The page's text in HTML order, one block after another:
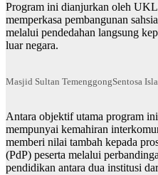
Program ini dianjurkan oleh
memperkasa pembangunan
melalui pendedahan langsung
luar negara.
Masjid Sultan TemenggongSentosa
Antara objektif utama program
mempunyai kemahiran
memberi nilai tambah kepada
(PdP) peserta melalui
pendidikan antara dua institusi